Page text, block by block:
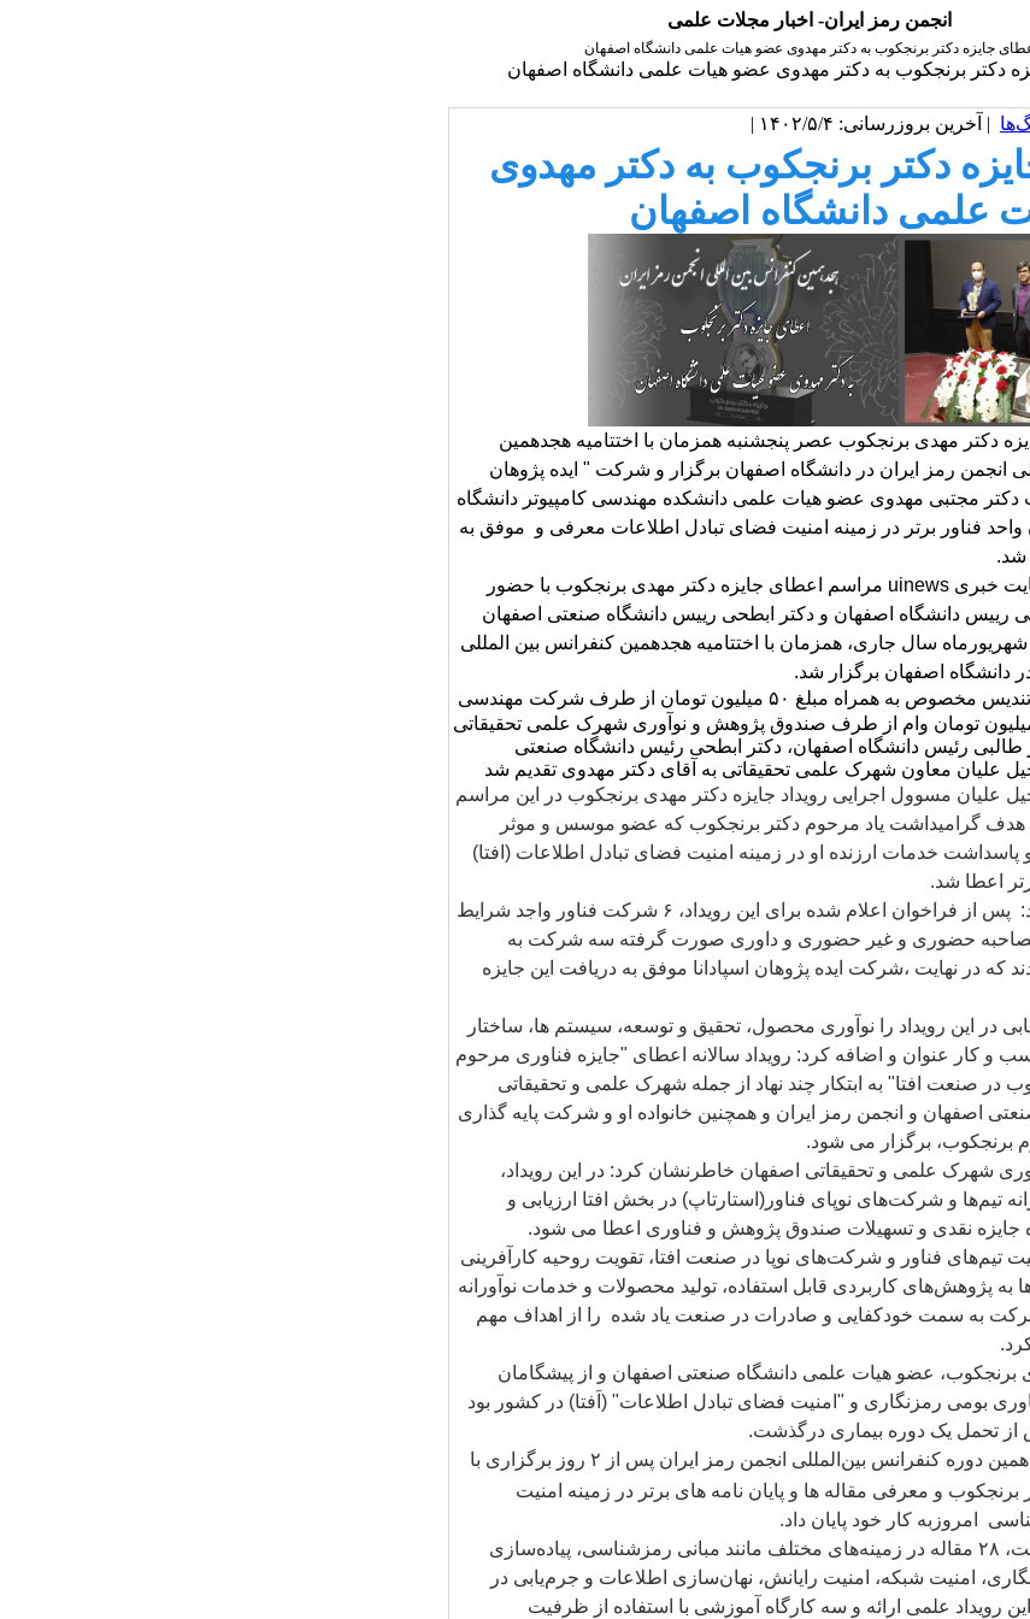
انجمن رمز ایران- اخبار مجلات علمی
جایزه دکتر برنجکوب به دکتر مهدوی عضو هیات علمی دانشگاه اصفهان
دکتر برنجکوب به دکتر مهدوی عضو هیات علمی دانشگاه اصفهان
| آخرین بروزرسانی: ۱۴۰۲/۵/۴ |
دکتر برنجکوب به دکتر مهدوی
علمی دانشگاه اصفهان
دکتر مهدی برنجکوب عصر پنجشنبه همزمان با اختتامیه هجدهمین
انجمن رمز ایران در دانشگاه اصفهان برگزار و شرکت " ایده پژوهان
دکتر مجتبی مهدوی عضو هیات علمی دانشکده مهندسی کامپیوتر دانشگاه
واحد فناور برتر در زمینه امنیت فضای تبادل اطلاعات معرفی و موفق به
شد.
خبری uinews مراسم اعطای جایزه دکتر مهدی برنجکوب با حضور
رییس دانشگاه اصفهان و دکتر ابطحی رییس دانشگاه صنعتی اصفهان
شهریورماه سال جاری، همزمان با اختتامیه هجدهمین کنفرانس بین المللی
دانشگاه اصفهان برگزار شد.
مخصوص به همراه مبلغ ۵۰ میلیون تومان از طرف شرکت مهندسی
تومان وام از طرف صندوق پژوهش و نوآوری شهرک علمی تحقیقاتی
طالبی رئیس دانشگاه اصفهان، دکتر ابطحی رئیس دانشگاه صنعتی
علیان معاون شهرک علمی تحقیقاتی به آقای دکتر مهدوی تقدیم شد
علیان مسوول اجرایی رویداد جایزه دکتر مهدی برنجکوب در این مراسم
هدف گرامیداشت یاد مرحوم دکتر برنجکوب که عضو موسس و موثر
پاسداشت خدمات ارزنده او در زمینه امنیت فضای تبادل اطلاعات (افتا)
اعطا شد.
پس از فراخوان اعلام شده برای این رویداد، ۶ شرکت فناور واجد شرایط
حضوری و غیر حضوری و داوری صورت گرفته سه شرکت به
که در نهایت ،شرکت ایده پژوهان اسپادانا موفق به دریافت این جایزه
در این رویداد را نوآوری محصول، تحقیق و توسعه، سیستم ها، ساختار
و کار عنوان و اضافه کرد: رویداد سالانه اعطای "جایزه فناوری مرحوم
در صنعت افتا" به ابتکار چند نهاد از جمله شهرک علمی و تحقیقاتی
اصفهان و انجمن رمز ایران و همچنین خانواده او و شرکت پایه گذاری
برگزار می شود.
شهرک علمی و تحقیقاتی اصفهان خاطرنشان کرد: در این رویداد،
تیم‌ها و شرکت‌های نوپای فناور(استارتاپ) در بخش افتا ارزیابی و
جایزه نقدی و تسهیلات صندوق پژوهش و فناوری اعطا می شود.
فناور و شرکت‌های نوپا در صنعت افتا، تقویت روحیه کارآفرینی
به پژوهش‌های کاربردی قابل استفاده، تولید محصولات و خدمات نوآورانه
به سمت خودکفایی و صادرات در صنعت یاد شده را از اهداف مهم
.
برنجکوب، عضو هیات علمی دانشگاه صنعتی اصفهان و از پیشگامان
بومی رمزنگاری و "امنیت فضای تبادل اطلاعات" (اَفتا) در کشور بود
از تحمل یک دوره بیماری درگذشت.
دوره کنفرانس بین‌المللی انجمن رمز ایران پس از ۲ روز برگزاری با
برنجکوب و معرفی مقاله ها و پایان نامه های برتر در زمینه امنیت
امروزبه کار خود پایان داد.
۲۸ مقاله در زمینه‌های مختلف مانند مبانی رمزشناسی، پیاده‌سازی
امنیت شبکه، امنیت رایانش، نهان‌سازی اطلاعات و جرم‌یابی در
رویداد علمی ارائه و سه کارگاه آموزشی با استفاده از ظرفیت